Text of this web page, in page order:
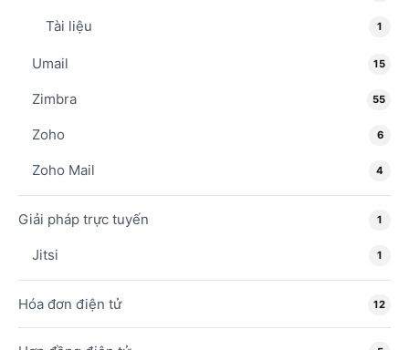
Tài liệu 1
Umail 15
Zimbra 55
Zoho 6
Zoho Mail 4
Giải pháp trực tuyến 1
Jitsi 1
Hóa đơn điện tử 12